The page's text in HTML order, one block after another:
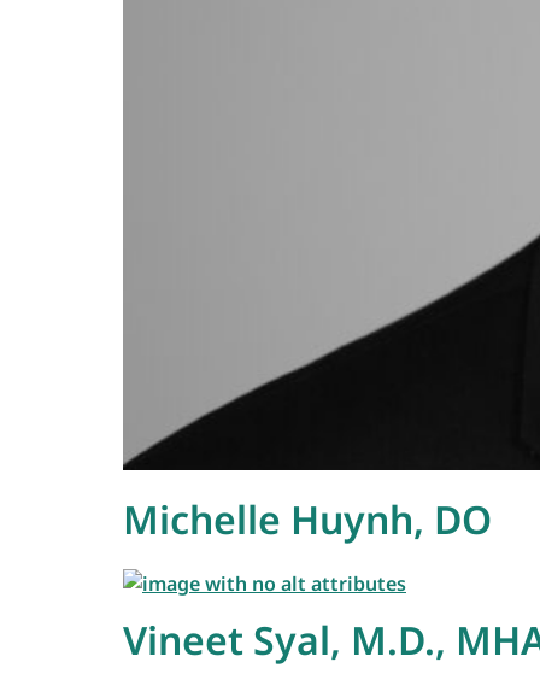
Michelle Huynh, DO
Vineet Syal, M.D.,